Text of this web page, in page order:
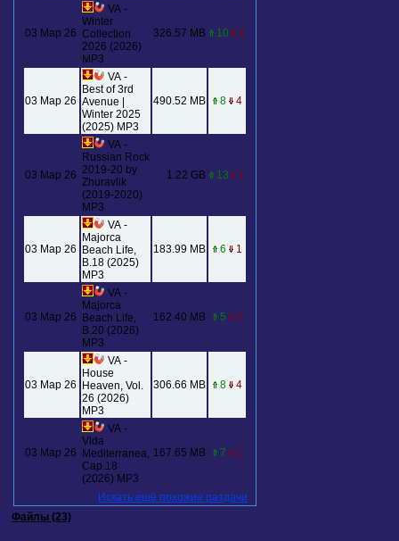
03 Мар 26
VA -
Winter
Collection
2026 (2026)
MP3
326.57 MB 10 2
03 Мар 26
VA -
Best of 3rd
Avenue |
Winter 2025
(2025) MP3
490.52 MB 8 4
03 Мар 26
VA -
Russian Rock
2019-20 by
Zhuravlik
(2019-2020)
MP3
1.22 GB 13 1
03 Мар 26
VA -
Majorca
Beach Life,
B.18 (2025)
MP3
183.99 MB 6 1
03 Мар 26
VA -
Majorca
Beach Life,
B.20 (2026)
MP3
162.40 MB 5 1
03 Мар 26
VA -
House
Heaven, Vol.
26 (2026)
MP3
306.66 MB 8 4
03 Мар 26
VA -
Vida
Mediterranea,
Cap.18
(2026) MP3
167.65 MB 7 1
Искать ещё похожие раздачи
Файлы (23)